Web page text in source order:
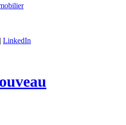
| LinkedIn